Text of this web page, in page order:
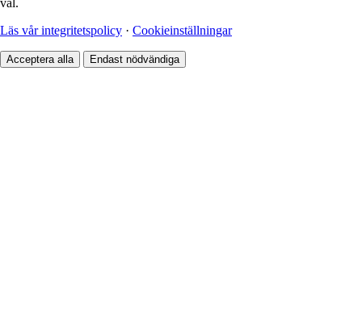
val.
Läs vår integritetspolicy · Cookieinställningar
Acceptera alla Endast nödvändiga